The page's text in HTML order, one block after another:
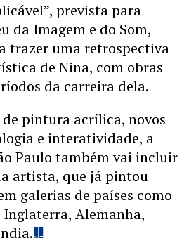
prevista para
da Imagem e do Som,
trazer uma retrospectiva
de Nina, com obras
da carreira dela.
pintura acrílica, novos
e interatividade, a
Paulo também vai incluir
artista, que já pintou
galerias de países como
Inglaterra, Alemanha,